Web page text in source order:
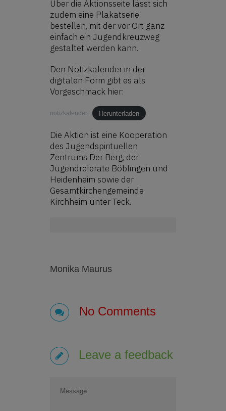
Über die Aktionsseite lässt sich
zudem eine Plakatserie
bestellen, mit der vor Ort ganz
einfach ein Jugendkreuzweg
gestaltet werden kann.
Den Notizkalender in der
digitalen Form gibt es als
Vorgeschmack hier:
notizkalender Herunterladen
Die Aktion ist eine Kooperation
des Jugendspirituellen
Zentrums Der Berg, der
Jugendreferate Böblingen und
Heidenheim sowie der
Gesamtkirchengemeinde
Kirchheim unter Teck.
Monika Maurus
No Comments
Leave a feedback